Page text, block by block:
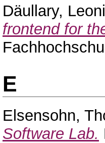
Däullary,
frontend for
E
Elsensohn,
Software Lab.